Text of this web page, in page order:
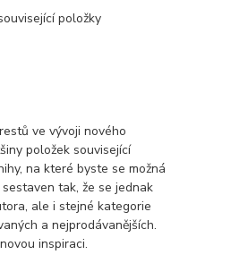
položky
ve vývoji nového
položek související
na které byste se možná
tak, že se jednak
ale i stejné kategorie
a nejprodávanějších.
inspiraci.